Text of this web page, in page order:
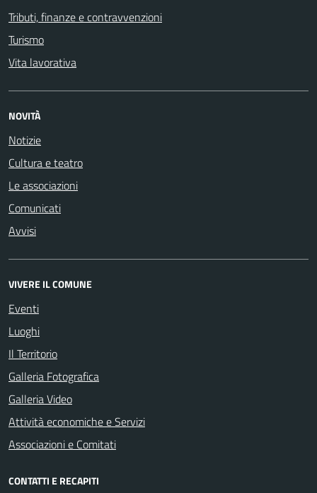
Tributi, finanze e contravvenzioni
Turismo
Vita lavorativa
NOVITÀ
Notizie
Cultura e teatro
Le associazioni
Comunicati
Avvisi
VIVERE IL COMUNE
Eventi
Luoghi
Il Territorio
Galleria Fotografica
Galleria Video
Attività economiche e Servizi
Associazioni e Comitati
CONTATTI E RECAPITI